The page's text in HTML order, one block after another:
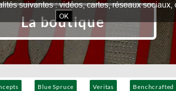
Blue Spruce Veritas Benchcrafted
La boutique
suivantes : vidéos, cartes, réseaux
OK